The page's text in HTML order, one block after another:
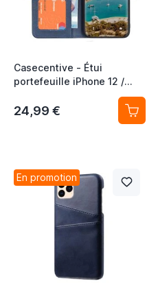
Casecentive - Étui
portefeuille iPhone 12 /
iPhone 12 Pro magnétique -
Bleu
24,99 €
En promotion